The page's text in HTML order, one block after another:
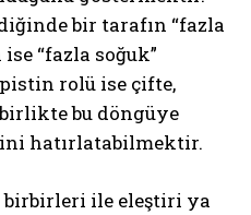
bir tarafın “fazla
“fazla soğuk”
rolü ise çifte,
bu döngüye
hatırlatabilmektir.
ile eleştiri ya